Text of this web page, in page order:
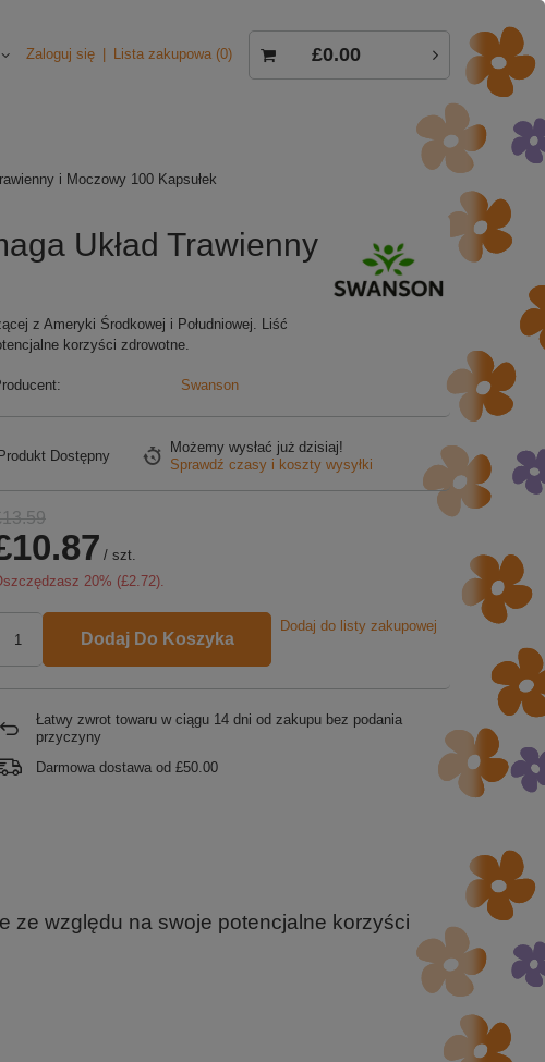
Zaloguj się Lista zakupowa 0 £0.00
i Moczowy 100 Kapsułek
Układ Trawienny
z Ameryki Środkowej i Południowej. Liść
korzyści zdrowotne.
Swanson
Produkt Dostępny
Możemy wysłać już dzisiaj!
Sprawdź czasy i koszty wysyłki
/ szt.
20% (£2.72).
Dodaj Do Koszyka
Dodaj do listy zakupowej
Łatwy zwrot towaru w ciągu 14 dni od zakupu bez podania
przyczyny
Darmowa dostawa od £50.00
ze względu na swoje potencjalne korzyści